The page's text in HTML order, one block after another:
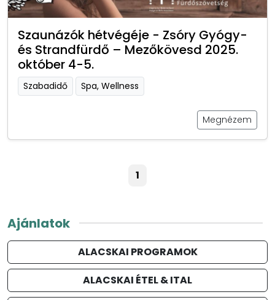
Szaunázók hétvégéje - Zsóry Gyógy-
és Strandfürdő – Mezőkövesd 2025.
október 4-5.
Szabadidő Spa, Wellness
Megnézem
1
Ajánlatok
ALACSKAI PROGRAMOK
ALACSKAI ÉTEL & ITAL